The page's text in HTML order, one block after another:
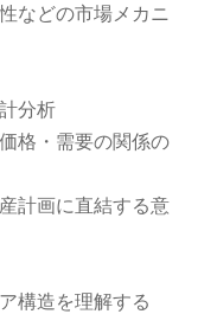
などの市場メカニ
分析
格・需要の関係の
計画に直結する意
構造を理解する